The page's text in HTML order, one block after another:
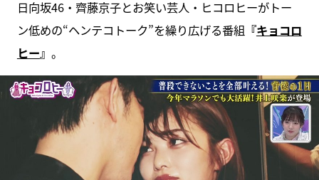
日向坂46・齊藤京子とお笑い芸人・ヒコロヒーがトー
ン低めの“ヘンテコトーク”を繰り広げる番組 『キョコロ
ヒー』 。